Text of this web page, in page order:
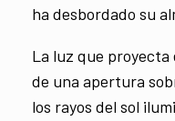
ha desbordado su
La luz que
de una apertura
los rayos del sol